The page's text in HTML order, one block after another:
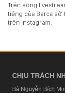
Trên sóng
tiếng của Barca
trên Instagram.
CHỊU TRÁCH
Bà Nguyễn Bích